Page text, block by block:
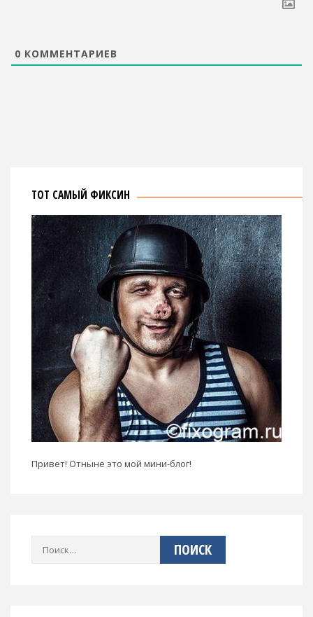
0 КОММЕНТАРИЕВ
ТОТ САМЫЙ ФИКСИН
Привет! Отныне это мой мини-блог!
Найти: